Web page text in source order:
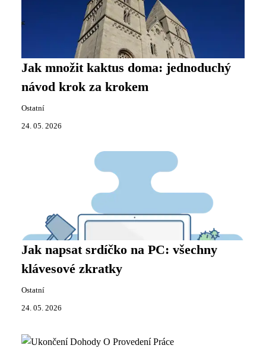
Jak množit kaktus doma: jednoduchý
návod krok za krokem
Ostatní
24. 05. 2026
Jak napsat srdíčko na PC: všechny
klávesové zkratky
Ostatní
24. 05. 2026